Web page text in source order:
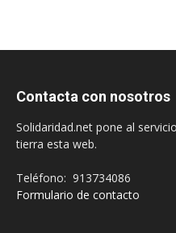
Contacta con nosotros
Solidaridad.net pone al
tierra esta web.
Teléfono: 913734086
Formulario de contacto